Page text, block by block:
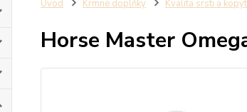
Úvod Krmné doplňky Kvalita srsti a
Horse Master